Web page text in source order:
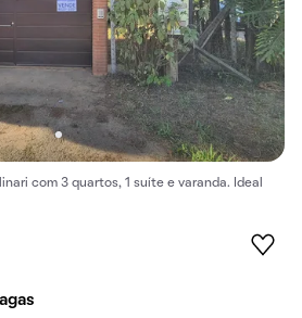
com 3 quartos, 1 suíte e varanda. Ideal